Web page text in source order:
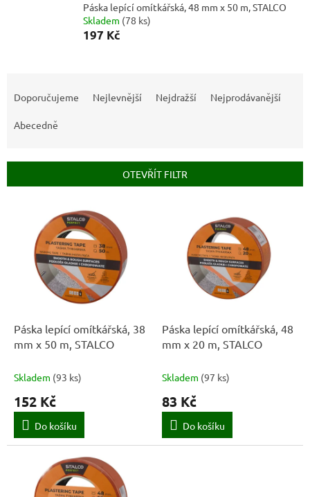
Páska lepící omítkářská, 48 mm x 50 m, STALCO
Skladem (78 ks)
197 Kč
r
Doporučujeme Nejlevnější Nejdražší Nejprodávanější
Abecedně
OTEVŘÍT FILTR
Páska lepící omítkářská, 38
mm x 50 m, STALCO
Skladem (93 ks)
152 Kč
Do košíku
Páska lepící omítkářská, 48
mm x 20 m, STALCO
Skladem (97 ks)
83 Kč
Do košíku